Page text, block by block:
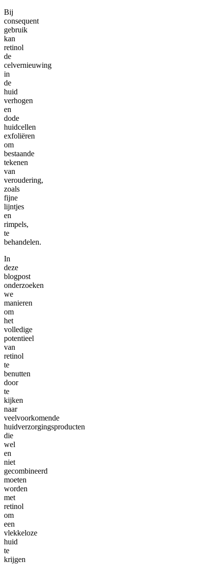
Bij
consequent
gebruik
kan
retinol
de
celvernieuwing
in
de
huid
verhogen
en
dode
huidcellen
exfoliëren
om
bestaande
tekenen
van
veroudering,
zoals
fijne
lijntjes
en
rimpels,
te
behandelen.
In
deze
blogpost
onderzoeken
we
manieren
om
het
volledige
potentieel
van
retinol
te
benutten
door
te
kijken
naar
veelvoorkomende
huidverzorgingsproducten
die
wel
en
niet
gecombineerd
moeten
worden
met
retinol
om
een
vlekkeloze
huid
te
krijgen